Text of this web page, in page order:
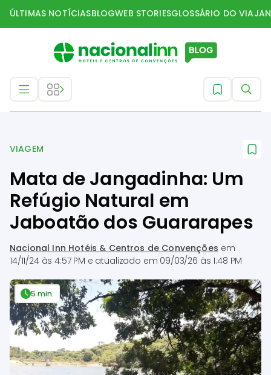
ÚLTIMAS NOTÍCIASBLOGWEB STORIESGLOSSÁRIO DO
VIAGEM
Mata de Jangadinha: Um
Refúgio Natural em
Jaboatão dos Guararapes
Nacional Inn Hotéis & Centros de Convenções em
14/11/24 às 4:57 PM e atualizado em 09/03/26 às 1:48 PM
5 min.